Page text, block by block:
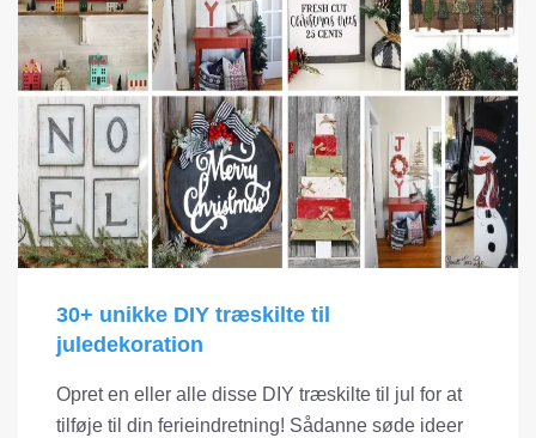
30+ unikke DIY træskilte til
juledekoration
Opret en eller alle disse DIY træskilte til jul for at
tilføje til din ferieindretning! Sådanne søde ideer